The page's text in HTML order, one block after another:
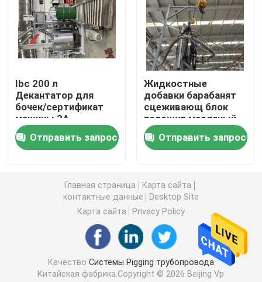
Спросите цитату
Системы Pigging трубопровода
Система чистки Pigging
Автоматизированная система Pigging
DCS распределил систему управления
Автоматический смешивать серии
Коллектор Pigging
Ibc 200 л
Декантатор для
бочек/сертификат
машины 3A
Отправить запрос
Жидкостные
добавки барабанят
сцеживающ блок
полощут масляный
бак с топлением
Отправить запрос
Главная страница
Карта сайта
контактные данные
Desktop Site
Карта сайта
Privacy Policy
Качество Системы Pigging трубопровода
Китайская фабрика.Copyright © 2026 Beijing Vp